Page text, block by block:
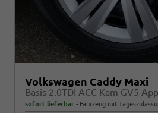
Volkswagen Caddy Maxi
Basis 2.0TDI ACC Kam GV5
sofort lieferbar Fahrzeug mit